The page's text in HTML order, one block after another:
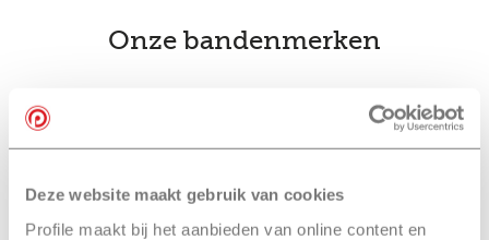
Deze website maakt gebruik van cookies
Profile maakt bij het aanbieden van online content en
Onze bandenmerken
bandenwissel
combinerenmet een
onderhoudsbeurt bij Profile
Nijkerk